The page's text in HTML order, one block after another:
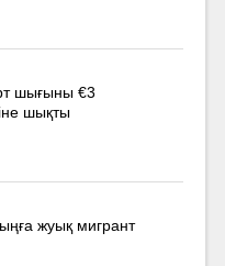
шығыны €3
шықты
жуық мигрант